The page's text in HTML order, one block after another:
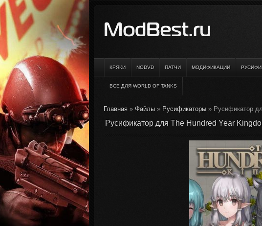
КРЯКИ NODVD ПАТЧИ МОДИФИКАЦИИ
ВСЕ ДЛЯ WORLD OF TANKS
Главная » Файлы » Русификаторы » Русификатор
Русификатор для The Hundred Year